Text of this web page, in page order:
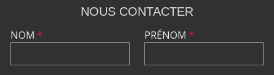
NOUS CONTACTER
NOM * PRÉNOM *